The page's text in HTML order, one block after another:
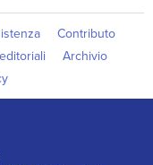
Contributo
Archivio